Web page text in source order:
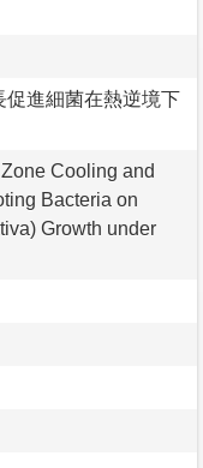
促進細菌在熱逆境下
Cooling and
Bacteria on
Growth under